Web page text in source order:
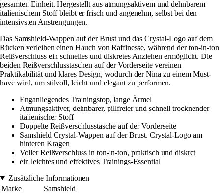
gesamten Einheit. Hergestellt aus atmungsaktivem und dehnbarem
italienischem Stoff bleibt er frisch und angenehm, selbst bei den
intensivsten Anstrengungen.
Das Samshield-Wappen auf der Brust und das Crystal-Logo auf dem
Rücken verleihen einen Hauch von Raffinesse, während der ton-in-ton
Reißverschluss ein schnelles und diskretes Anziehen ermöglicht. Die
beiden Reißverschlusstaschen auf der Vorderseite vereinen
Praktikabilität und klares Design, wodurch der Nina zu einem Must-
have wird, um stilvoll, leicht und elegant zu performen.
Enganliegendes Trainingstop, lange Ärmel
Atmungsaktiver, dehnbarer, pillfreier und schnell trocknender
italienischer Stoff
Doppelte Reißverschlusstasche auf der Vorderseite
Samshield Crystal-Wappen auf der Brust, Crystal-Logo am
hinteren Kragen
Voller Reißverschluss in ton-in-ton, praktisch und diskret
ein leichtes und effektives Trainings-Essential
Zusätzliche Informationen
Marke
Samshield